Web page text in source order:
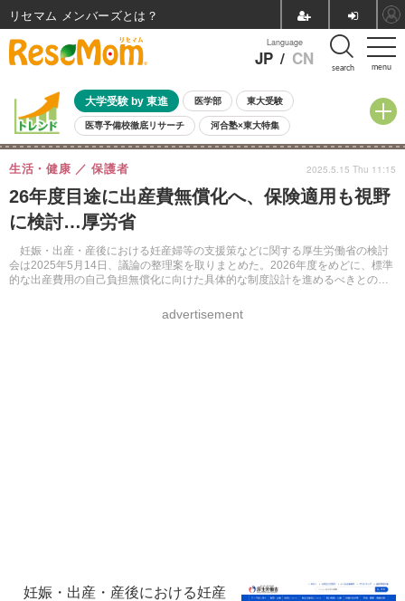
menu
Language
JP / CN search
大学受験 by 東進 医学部 東大受験
医専予備校徹底リサーチ 河合塾×東大特集
親子で考える大学選び 高校受験 中学受験 小学校受験
共通テスト 夏休み
8月開催イベント・WS 全国公立高校 過去問 人気記事
自由研究教材（小学生向け）
26年度目途に出産費無償化へ、保険適用も視野
に検討…厚労省
妊娠・出産・産後における妊産婦等の支援策などに関する厚生労働省の検討
会は2025年5月14日、議論の整理案を取りまとめた。2026年度をめどに、標準
的な出産費用の自己負担無償化に向けた具体的な制度設計を進めるべきとの方
生活・健康 保護者
advertisement
2025.5.15 Thu 11:15
妊娠・出産・産後における妊産
リセマム メンバーズ